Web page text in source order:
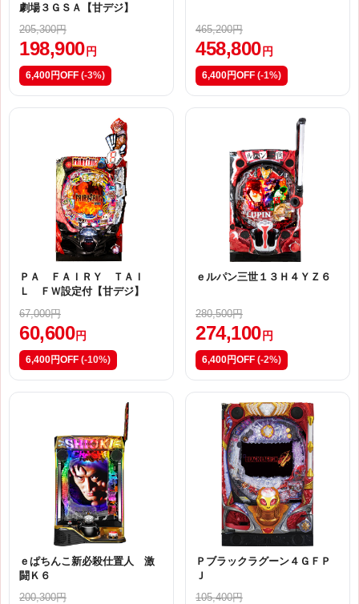
劇場３ＧＳＡ【甘デジ】
205,300円
198,900 円
6,400円OFF (-3%)
465,200円
458,800 円
6,400円OFF (-1%)
ＰＡ ＦＡＩＲＹ ＴＡＩ
Ｌ ＦＷ設定付【甘デジ】
67,000円
60,600円
6,400円OFF (-10%)
ｅルパン三世１３Ｈ４ＹＺ６
280,500円
274,100円
6,400円OFF (-2%)
ｅぱちんこ新必殺仕置人 激
闘Ｋ６
200,300円
Ｐブラックラグーン４ＧＦＰ
Ｊ
105,400円